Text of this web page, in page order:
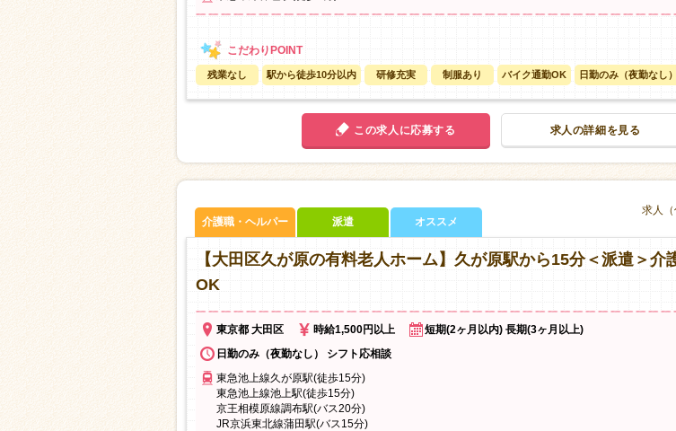
残業なし 駅から徒歩10分以内 研修充実 制服あり バイク通勤OK 日勤のみ（夜勤なし）
この求人に応募する 求人の詳細を見る
求人（
介護職・ヘルパー 派遣 オススメ
【大田区久が原の有料老人ホーム】久が原駅から15分＜派遣＞
OK
東京都 大田区 時給1,500円以上
短期(2ヶ月以内) 長期(3ヶ月以上)
日勤のみ（夜勤なし） シフト応相談
東急池上線久が原駅(徒歩15分)
東急池上線池上駅(徒歩15分)
京王相模原線調布駅(バス20分)
JR京浜東北線蒲田駅(バス15分)